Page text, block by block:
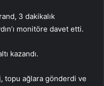
3 dakikalık
monitöre davet etti.
kazandı.
topu ağlara gönderdi ve